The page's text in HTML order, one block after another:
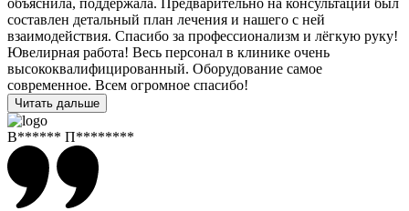
объяснила, поддержала. Предварительно на консультации был
составлен детальный план лечения и нашего с ней
взаимодействия. Спасибо за профессионализм и лёгкую руку!
Ювелирная работа! Весь персонал в клинике очень
высококвалифицированный. Оборудование самое
современное. Всем огромное спасибо!
Читать дальше
В****** П********